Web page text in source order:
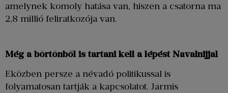
amelynek komoly hatása van, hiszen a csatorna ma
2,8 millió feliratkozója van.
Még a börtönből is tartani kell a lépést Navalnijjal
Eközben persze a névadó politikussal is
folyamatosan tartják a kapcsolatot. Jarmis